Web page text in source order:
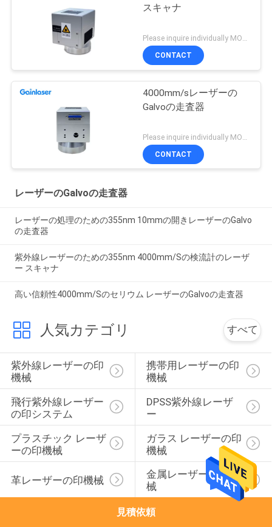
スキャナ
Please inquire individually MOQ:1
CONTACT
4000mm/sレーザーの
Galvoの走査器
Please inquire individually MOQ:1
CONTACT
レーザーのGalvoの走査器
レーザーの処理のための355nm 10mmの開きレーザーのGalvo
の走査器
紫外線レーザーのための355nm 4000mm/Sの検流計のレーザ
ー スキャナ
高い信頼性4000mm/Sのセリウム レーザーのGalvoの走査器
人気カテゴリ すべて
紫外線レーザーの印
機械
携帯用レーザーの印
機械
飛行紫外線レーザー
の印システム
DPSS紫外線レーザ
ー
プラスチック レーザ
ーの印機械
ガラス レーザーの印
機械
革レーザーの印機械
金属レーザーの印機
械
見積依頼